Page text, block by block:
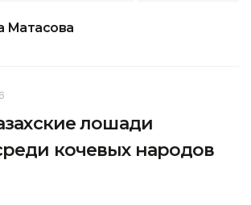
Матасова
лошади
кочевых народов